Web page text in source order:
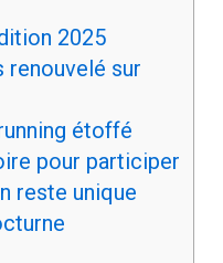
2025
renouvelé sur
étoffé
pour participer
reste unique